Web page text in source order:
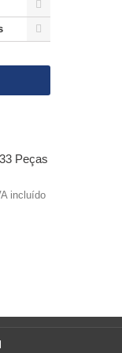
Peças
incluído